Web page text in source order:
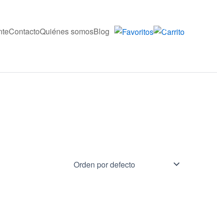
ContactoQuiénes somosBlog 0